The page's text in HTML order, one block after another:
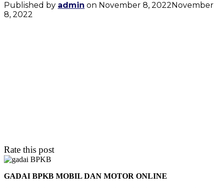
Published by admin on November 8, 2022November
8, 2022
Rate this post
GADAI BPKB MOBIL DAN MOTOR ONLINE